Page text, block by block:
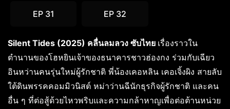
EP 31 EP 32
Silent Tides (2025) คลื่นลมลวง ซับไทย เรื่องราวใน
ตำนานของโฮหยินเจ้าของธนาคารชาวฮ่องกง ร่วมกับเฉียว
อินหว่านคนรุ่นใหม่ผู้รักชาติ พี่น้องเคอหลิน เคอเจิ้งผิง สายลับ
ใต้ดินพรรคคอมมิวนิสต์ หม่าว่านฉีนักธุรกิจผู้รักชาติ และคน
อื่น ๆ ที่ต่อสู้ด้วยไหวพริบและความกล้าหาญเพื่อต่อต้านหน่วย